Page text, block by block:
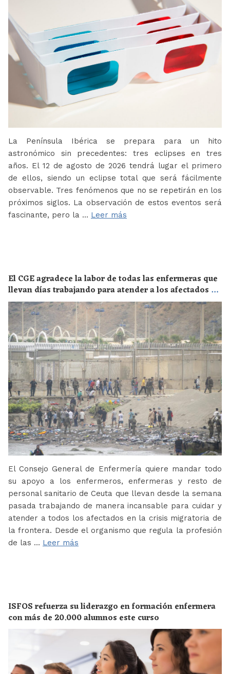
La Península Ibérica se prepara para un hito
astronómico sin precedentes: tres eclipses en tres
años. El 12 de agosto de 2026 tendrá lugar el primero
de ellos, siendo un eclipse total que será fácilmente
observable. Tres fenómenos que no se repetirán en los
próximos siglos. La observación de estos eventos será
fascinante, pero la … Leer más
El CGE agradece la labor de todas las enfermeras que
llevan días trabajando para atender a los afectados de
la crisis migratoria de Ceuta
El Consejo General de Enfermería quiere mandar todo
su apoyo a los enfermeros, enfermeras y resto de
personal sanitario de Ceuta que llevan desde la semana
pasada trabajando de manera incansable para cuidar y
atender a todos los afectados en la crisis migratoria de
la frontera. Desde el organismo que regula la profesión
de las … Leer más
ISFOS refuerza su liderazgo en formación enfermera
con más de 20.000 alumnos este curso